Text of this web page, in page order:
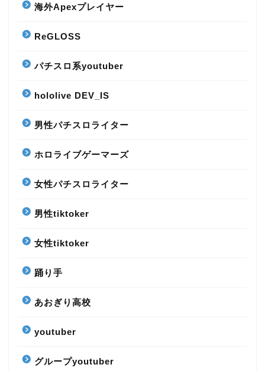
海外Apexプレイヤー
ReGLOSS
パチスロ系youtuber
hololive DEV_IS
男性パチスロライター
ホロライブゲーマーズ
女性パチスロライター
男性tiktoker
女性tiktoker
踊り手
あおぎり高校
youtuber
グループyoutuber